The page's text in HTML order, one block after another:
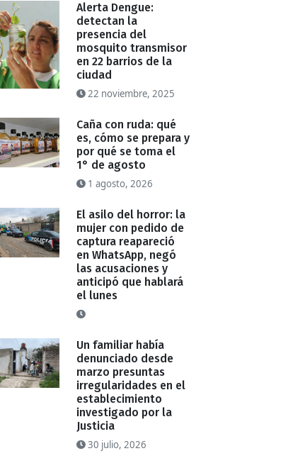
Alerta Dengue:
detectan la
presencia del
mosquito transmisor
en 22 barrios de la
ciudad
22 noviembre, 2025
Caña con ruda: qué
es, cómo se prepara y
por qué se toma el
1° de agosto
1 agosto, 2026
El asilo del horror: la
mujer con pedido de
captura reapareció
en WhatsApp, negó
las acusaciones y
anticipó que hablará
el lunes
Un familiar había
denunciado desde
marzo presuntas
irregularidades en el
establecimiento
investigado por la
Justicia
30 julio, 2026